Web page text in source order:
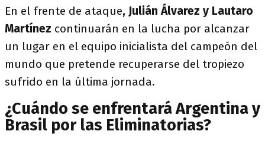
En el frente de ataque, Julián Álvarez y Lautaro
Martínez continuarán en la lucha por alcanzar
un lugar en el equipo inicialista del campeón del
mundo que pretende recuperarse del tropiezo
sufrido en la última jornada.
¿Cuándo se enfrentará Argentina y
Brasil por las Eliminatorias?